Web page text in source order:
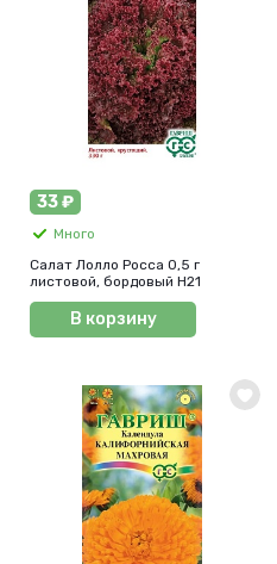
33 ₽
Много
Салат Лолло Росса 0,5 г
листовой, бордовый Н21
В корзину